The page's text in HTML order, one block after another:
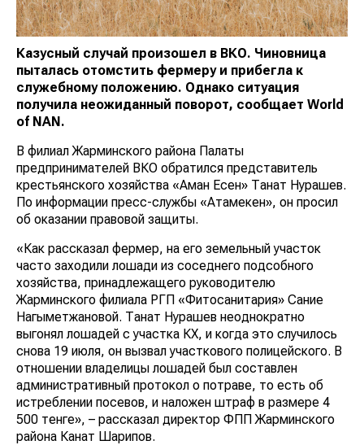
Казусный случай произошел в ВКО. Чиновница
пыталась отомстить фермеру и прибегла к
служебному положению. Однако ситуация
получила неожиданный поворот, сообщает World
of NAN.
В филиал Жарминского района Палаты
предпринимателей ВКО обратился представитель
крестьянского хозяйства «Аман Есен» Танат Нурашев.
По информации пресс-службы «Атамекен», он просил
об оказании правовой защиты.
«Как рассказал фермер, на его земельный участок
часто заходили лошади из соседнего подсобного
хозяйства, принадлежащего руководителю
Жарминского филиала РГП «Фитосанитария» Сание
Нагыметжановой. Танат Нурашев неоднократно
выгонял лошадей с участка КХ, и когда это случилось
снова 19 июля, он вызвал участкового полицейского. В
отношении владелицы лошадей был составлен
административный протокол о потраве, то есть об
истреблении посевов, и наложен штраф в размере 4
500 тенге», – рассказал директор ФПП Жарминского
района Канат Шарипов.